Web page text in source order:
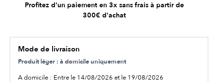
Profitez d'un paiement en 3x sans frais à partir de
300€ d'achat
Mode de livraison
Produit léger : à domicile uniquement
A domicile : Entre le 14/08/2026 et le 19/08/2026